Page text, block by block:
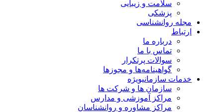
سلامت و زیبایی
پزشکی
مجله روانشناسی
ارتباط
درباره ما
تماس با ما
سوالات پرتکرار
گواهینامه‌ها و مجوزها
خدمات سازمانیویژه
سازمان ها و شرکت ها
مراکز آموزشی و مدارس
مراکز مشاوره و روانشناسان